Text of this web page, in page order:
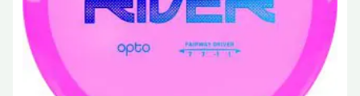
optie
kan
gekozen
worden